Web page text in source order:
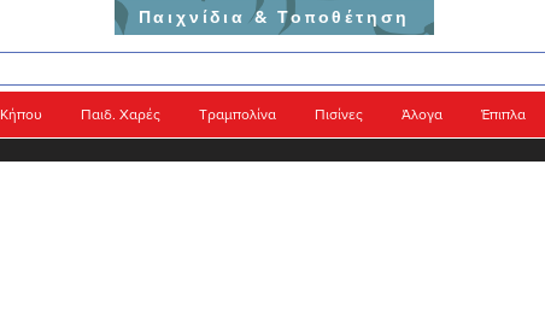
Παιχνίδια & Τοποθέτηση
Κήπου Παιδ. Χαρές Τραμπολίνα Πισίνες Άλογα Έπιπλα